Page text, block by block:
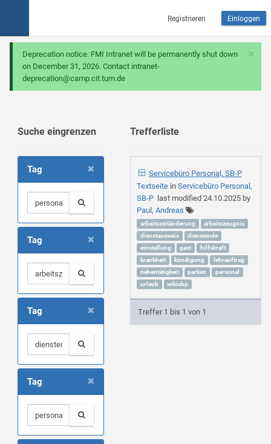
Registrieren Einloggen
×
Deprecation notice: FMI Intranet will be permanently shut down
on December 31, 2026. Contact intranet-
deprecation@camp.cit.tum.de
Suche eingrenzen
×
Tag
×
Tag
×
Tag
×
Tag
Trefferliste
Servicebüro Personal, SB-P
Textseite in Servicebüro Personal,
SB-Plast modified 24.10.2025by
Paul, Andreas
arbeitszeitänderung
arbeitszeugnis
dienstausweis
dienstende
einstellung
gast
hilfskraft
krankheit
kündigung
lehrauftrag
nebentätigkeit
parken
personal
urlaub
wikisbp
Treffer 1 bis 1 von 1